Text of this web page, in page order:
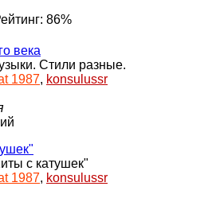
сообщению
86%
века
Стили разные.
1987, konsulussr
с катушек"
1987, konsulussr